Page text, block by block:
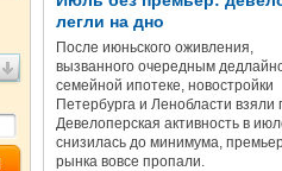
легли на дно
После июньского оживления,
вызванного очередным
семейной ипотеке, новостройки
Петербурга и Ленобласти взяли
Девелоперская активность в
снизилась до минимума,
рынка вовсе пропали.